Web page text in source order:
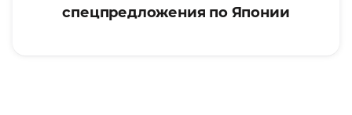
спецпредложения по Японии